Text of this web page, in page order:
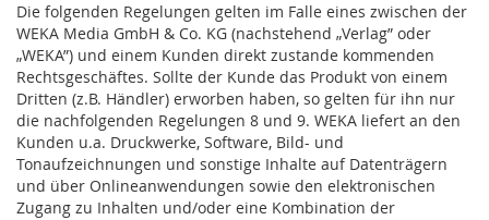
Die folgenden Regelungen gelten im Falle eines zwischen der
WEKA Media GmbH & Co. KG (nachstehend „Verlag” oder
„WEKA”) und einem Kunden direkt zustande kommenden
Rechtsgeschäftes. Sollte der Kunde das Produkt von einem
Dritten (z.B. Händler) erworben haben, so gelten für ihn nur
die nachfolgenden Regelungen 8 und 9. WEKA liefert an den
Kunden u.a. Druckwerke, Software, Bild- und
Tonaufzeichnungen und sonstige Inhalte auf Datenträgern
und über Onlineanwendungen sowie den elektronischen
Zugang zu Inhalten und/oder eine Kombination der